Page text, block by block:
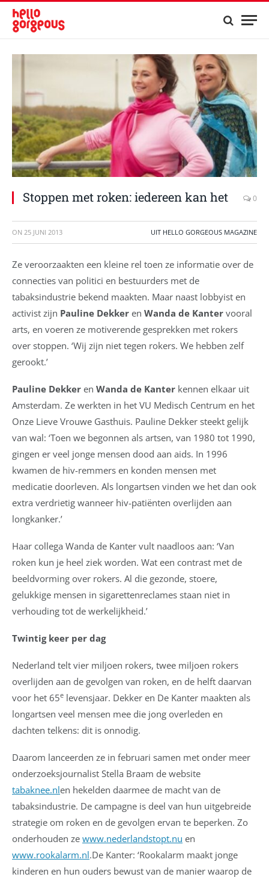
Stoppen met roken: iedereen kan het 0
ON 25 JUNI 2013 UIT HELLO GORGEOUS MAGAZINE
Ze veroorzaakten een kleine rel toen ze informatie over de
connecties van politici en bestuurders met de
tabaksindustrie bekend maakten. Maar naast lobbyist en
activist zijn Pauline Dekker en Wanda de Kanter vooral
arts, en voeren ze motiverende gesprekken met rokers
over stoppen. ‘Wij zijn niet tegen rokers. We hebben zelf
gerookt.’
Pauline Dekker en Wanda de Kanter kennen elkaar uit
Amsterdam. Ze werkten in het VU Medisch Centrum en het
Onze Lieve Vrouwe Gasthuis. Pauline Dekker steekt gelijk
van wal: ‘Toen we begonnen als artsen, van 1980 tot 1990,
gingen er veel jonge mensen dood aan aids. In 1996
kwamen de hiv-remmers en konden mensen met
medicatie doorleven. Als longartsen vinden we het dan ook
extra verdrietig wanneer hiv-patiënten overlijden aan
longkanker.’
Haar collega Wanda de Kanter vult naadloos aan: ‘Van
roken kun je heel ziek worden. Wat een contrast met de
beeldvorming over rokers. Al die gezonde, stoere,
gelukkige mensen in sigarettenreclames staan niet in
verhouding tot de werkelijkheid.’
Twintig keer per dag
Nederland telt vier miljoen rokers, twee miljoen rokers
overlijden aan de gevolgen van roken, en de helft daarvan
voor het 65e levensjaar. Dekker en De Kanter maakten als
longartsen veel mensen mee die jong overleden en
dachten telkens: dit is onnodig.
Daarom lanceerden ze in februari samen met onder meer
onderzoeksjournalist Stella Braam de website
tabaknee.nlen hekelden daarmee de macht van de
tabaksindustrie. De campagne is deel van hun uitgebreide
strategie om roken en de gevolgen ervan te beperken. Zo
onderhouden ze www.nederlandstopt.nu en
www.rookalarm.nl.De Kanter: ‘Rookalarm maakt jonge
kinderen en hun ouders bewust van de manier waarop de